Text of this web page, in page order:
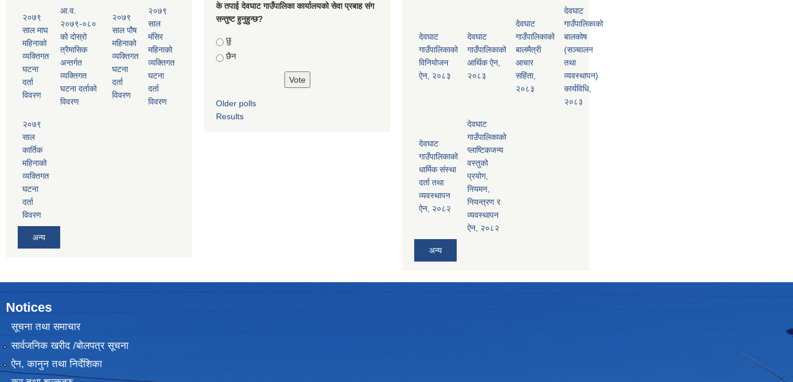
२०७९
साल माघ
महिनाको
व्यक्तिगत
घटना
दर्ता
विवरण
आ.व.
२०७९-०८०
को दोस्रो
त्रैमासिक
अन्तर्गत
व्यक्तिगत
घटना दर्ताको
विवरण
२०७९
साल पौष
महिनाको
व्यक्तिगत
घटना
दर्ता
विवरण
२०७९
साल
मंसिर
महिनाको
व्यक्तिगत
घटना
दर्ता
विवरण
२०७९
साल
कार्तिक
महिनाको
व्यक्तिगत
घटना
दर्ता
विवरण
अन्य
के तपाई देवघाट गाउँपालिका कार्यालयको सेवा प्रबाह संग
सन्तुष्ट हुनुहुन्छ?
Choices
छु
छैन
Older polls
Results
देवघाट
गाउँपालिकाको
विनियोजन
ऐन, २०८३
देवघाट
गाउँपालिकाको
आर्थिक ऐन,
२०८३
देवघाट
गाउँपालिकाको
बालमैत्री
आचार
सहिंता,
२०८३
देवघाट
गाउँपालिकाको
बालकोष
(सञ्चालन
तथा
व्यवस्थापन)
कार्यविधि,
२०८३
देवघाट
गाउँपालिकाको
धार्मिक संस्था
दर्ता तथा
व्यवस्थापन
ऐन, २०८२
देवघाट
गाउँपालिकाको
प्लाष्टिकजन्य
वस्तुको
प्रयोग,
नियमन,
नियन्त्रण र
व्यवस्थापन
ऐन, २०८२
अन्य
Notices
सूचना तथा समाचार
सार्वजनिक खरीद /बोलपत्र सूचना
ऐन, कानुन तथा निर्देशिका